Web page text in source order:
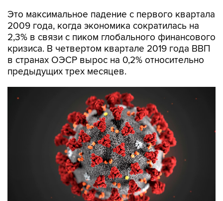
Это максимальное падение с первого квартала
2009 года, когда экономика сократилась на
2,3% в связи с пиком глобального финансового
кризиса. В четвертом квартале 2019 года ВВП
в странах ОЭСР вырос на 0,2% относительно
предыдущих трех месяцев.